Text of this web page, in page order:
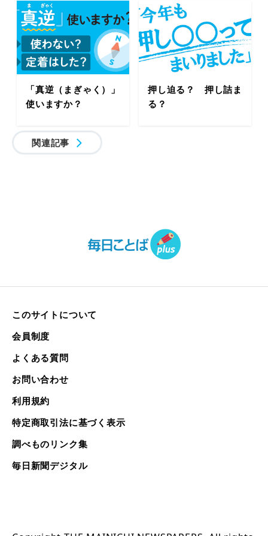
「真逆（まぎゃく）」
使いますか？
押し迫る？ 押し詰ま
る？
関連記事
このサイトについて
会員制度
よくある質問
お問い合わせ
利用規約
特定商取引法に基づく表示
調べものリンク集
毎日新聞デジタル